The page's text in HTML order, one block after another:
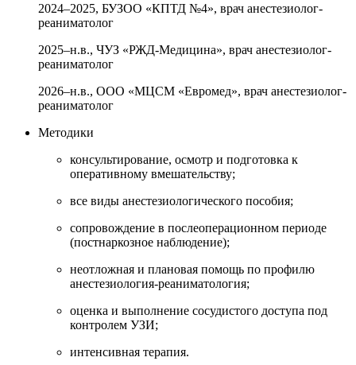
2024–2025, БУЗОО «КПТД №4», врач анестезиолог-
реаниматолог
2025–н.в., ЧУЗ «РЖД-Медицина», врач анестезиолог-
реаниматолог
2026–н.в., ООО «МЦСМ «Евромед», врач анестезиолог-
реаниматолог
Методики
консультирование, осмотр и подготовка к
оперативному вмешательству;
все виды анестезиологического пособия;
сопровождение в послеоперационном периоде
(постнаркозное наблюдение);
неотложная и плановая помощь по профилю
анестезиология-реаниматология;
оценка и выполнение сосудистого доступа под
контролем УЗИ;
интенсивная терапия.